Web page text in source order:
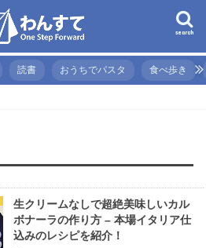
search
読書 おうちでパスタ 食べ歩き
生クリームなしで超絶美味しいカル
ボナーラの作り方 – 本場イタリア仕
込みのレシピを紹介！